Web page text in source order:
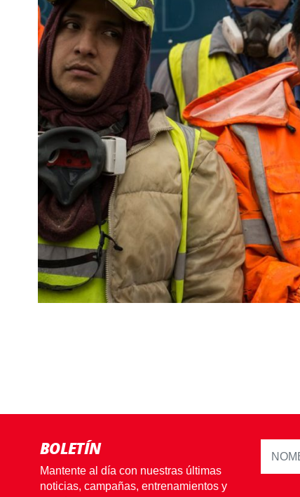
BOLETÍN
Mantente al día con nuestras últimas
noticias, campañas, entrenamientos y